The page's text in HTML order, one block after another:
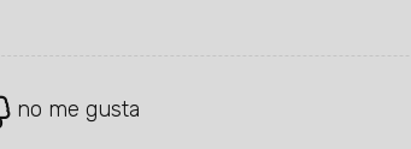
no me gusta